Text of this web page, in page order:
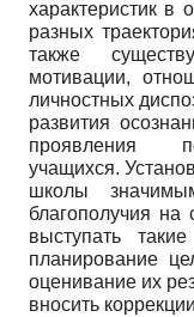
характеристик в
разных
также
мотивации,
личностных
развития
проявления
учащихся.
школы
благополучия на
выступать
планирование
оценивание их
вносить